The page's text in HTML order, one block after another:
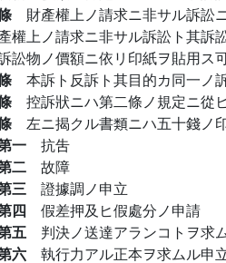
財產權上ノ請求ニ非サル訴訟
權上ノ請求ニ非サル訴訟ト其訴
訟物ノ價額ニ依リ印紙ヲ貼用ス
本訴ト反訴ト其目的カ同一ノ
控訴狀ニハ第二條ノ規定ニ從
左ニ揭クル書類ニハ五十錢ノ
一 抗吿
二 故障
三 證據調ノ申立
四 假差押及ヒ假處分ノ申請
五 判決ノ送達アランコトヲ求
六 執行力アル正本ヲ求ムル申